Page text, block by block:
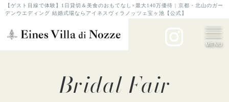
【ゲスト目線で体験】1日貸切＆美食のおもてなし×最大140万優待 | 京都・北山のガー
デンウエディング 結婚式場ならアイネスヴィラノッツェ宝ヶ池【公式】
MENU
Bridal Fair